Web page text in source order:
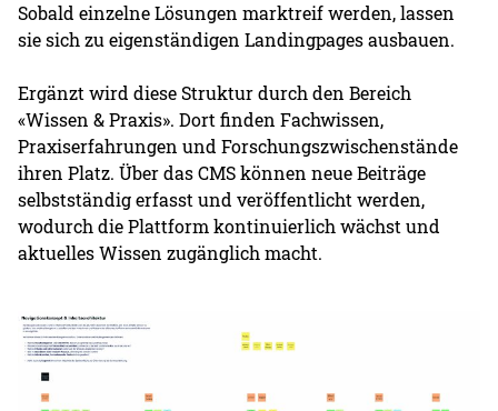
Sobald einzelne Lösungen marktreif werden, lassen
sie sich zu eigenständigen Landingpages ausbauen.
Ergänzt wird diese Struktur durch den Bereich
«Wissen & Praxis». Dort finden Fachwissen,
Praxiserfahrungen und Forschungszwischenstände
ihren Platz. Über das CMS können neue Beiträge
selbstständig erfasst und veröffentlicht werden,
wodurch die Plattform kontinuierlich wächst und
aktuelles Wissen zugänglich macht.